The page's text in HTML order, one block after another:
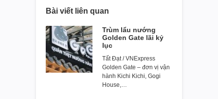
Bài viết liên quan
Trùm lẩu nướng
Golden Gate lãi kỷ
lục
Tất Đạt / VNExpress
Golden Gate – đơn vị vận
hành Kichi Kichi, Gogi
House,…